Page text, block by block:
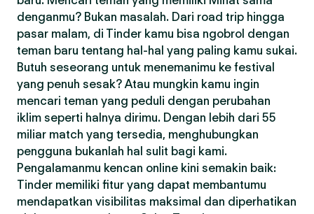
denganmu? Bukan masalah. Dari road trip hingga
pasar malam, di Tinder kamu bisa ngobrol dengan
teman baru tentang hal-hal yang paling kamu sukai.
Butuh seseorang untuk menemanimu ke festival
yang penuh sesak? Atau mungkin kamu ingin
mencari teman yang peduli dengan perubahan
iklim seperti halnya dirimu. Dengan lebih dari 55
miliar match yang tersedia, menghubungkan
pengguna bukanlah hal sulit bagi kami.
Pengalamanmu kencan online kini semakin baik:
Tinder memiliki fitur yang dapat membantumu
mendapatkan visibilitas maksimal dan diperhatikan